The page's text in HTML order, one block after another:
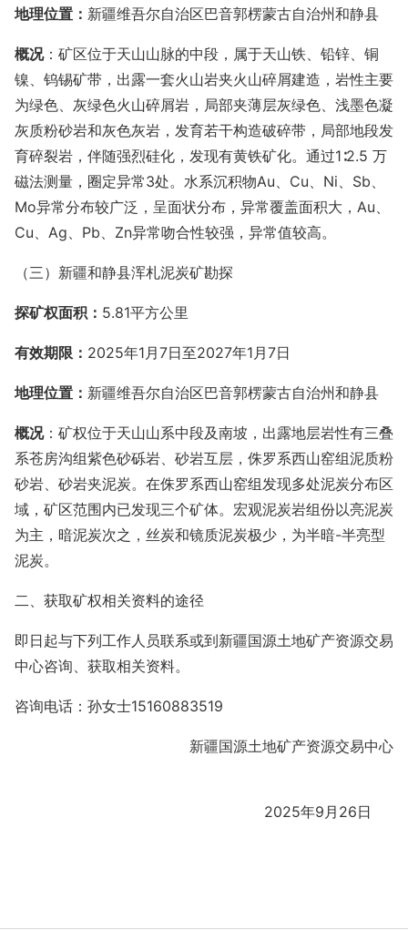
地理位置： 新疆维吾尔自治区巴音郭楞蒙古自治州和静县
概况：矿区位于天山山脉的中段，属于天山铁、铅锌、铜
镍、钨锡矿带，出露一套火山岩夹火山碎屑建造，岩性主要
为绿色、灰绿色火山碎屑岩，局部夹薄层灰绿色、浅墨色凝
灰质粉砂岩和灰色灰岩，发育若干构造破碎带，局部地段发
育碎裂岩，伴随强烈硅化，发现有黄铁矿化。通过1∶2.5 万
磁法测量，圈定异常3处。水系沉积物Au、Cu、Ni、Sb、
Mo异常分布较广泛，呈面状分布，异常覆盖面积大，Au、
Cu、Ag、Pb、Zn异常吻合性较强，异常值较高。
（三）新疆和静县浑札泥炭矿勘探
探矿权面积： 5.81平方公里
有效期限： 2025年1月7日至2027年1月7日
地理位置： 新疆维吾尔自治区巴音郭楞蒙古自治州和静县
概况： 矿权位于天山山系中段及南坡，出露地层岩性有三叠
系苍房沟组紫色砂砾岩、砂岩互层，侏罗系西山窑组泥质粉
砂岩、砂岩夹泥炭。在侏罗系西山窑组发现多处泥炭分布区
域，矿区范围内已发现三个矿体。宏观泥炭岩组份以亮泥炭
为主，暗泥炭次之，丝炭和镜质泥炭极少，为半暗-半亮型
泥炭。
二、获取矿权相关资料的途径
即日起与下列工作人员联系或到新疆国源土地矿产资源交易
中心咨询、获取相关资料。
咨询电话：孙女士15160883519
新疆国源土地矿产资源交易中心
2025年9月26日